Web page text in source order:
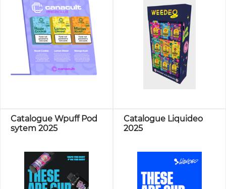
Catalogue Wpuff Pod
sytem 2025
Catalogue Liquideo
2025